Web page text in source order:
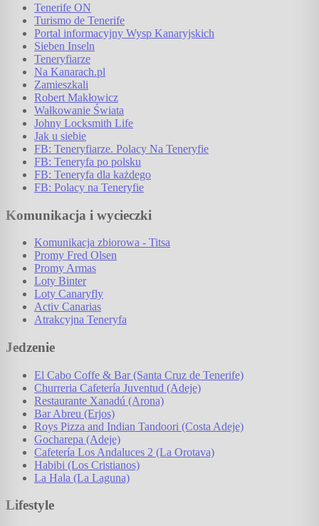
Tenerife ON
Turismo de Tenerife
Portal informacyjny Wysp Kanaryjskich
Sieben Inseln
Teneryfiarze
Na Kanarach.pl
Zamieszkali
Robert Makłowicz
Wałkowanie Świata
Johny Locksmith Life
Jak u siebie
FB: Teneryfiarze. Polacy Na Teneryfie
FB: Teneryfa po polsku
FB: Teneryfa dla każdego
FB: Polacy na Teneryfie
Komunikacja i wycieczki
Komunikacja zbiorowa - Titsa
Promy Fred Olsen
Promy Armas
Loty Binter
Loty Canaryfly
Activ Canarias
Atrakcyjna Teneryfa
Jedzenie
El Cabo Coffe & Bar (Santa Cruz de Tenerife)
Churreria Cafetería Juventud (Adeje)
Restaurante Xanadú (Arona)
Bar Abreu (Erjos)
Roys Pizza and Indian Tandoori (Costa Adeje)
Gocharepa (Adeje)
Cafetería Los Andaluces 2 (La Orotava)
Habibi (Los Cristianos)
La Hala (La Laguna)
Lifestyle